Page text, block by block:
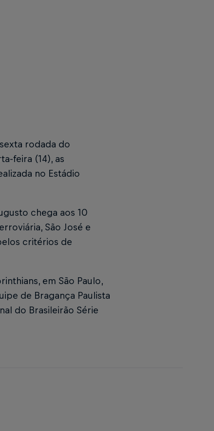
rodada do
feira (14), as
no Estádio
chega aos 10
São José e
critérios de
em São Paulo,
de Bragança Paulista
do Brasileirão Série